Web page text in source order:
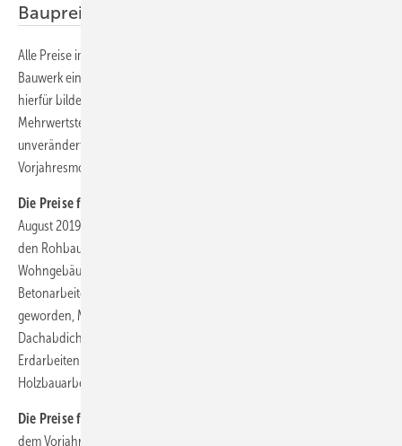
Baupreise
Alle Preise im Baupreisindex beziehen sich auf Bauleistungen am
Bauwerk einschließlich Mehrwertsteuer. Berechnungsgrundlage
hierfür bilden Preise für Bauleistungen ohne Mehrwertsteuer. Die
Mehrwertsteuer wird automatisiert hinzugerechnet. Bei
unverändertem Steuersatz hätte die Preissteigerung gegenüber dem
Vorjahresmonat rein rechnerisch 2,6 % betragen.
Die Preise für Rohbauarbeiten
August 2019 bis August 2020 um 0,4 % zurück. Den größten Anteil an
den Rohbauarbeiten und auch am Gesamtindex für den Neubau von
Wohngebäuden haben die Betonarbeiten und die Mauerarbeiten.
Betonarbeiten sind gegenüber August 2019 um 0,9 % günstiger
geworden, Mauerarbeiten um 0,3 %. Für Dachdeckungs- und
Dachabdichtungsarbeiten erhöhten sich die Preise um 0,2 %,
Erdarbeiten waren um 0,3 % teurer als im August 2019, Zimmer- und
Holzbauarbeiten kosteten 0,6 % weniger als im Vorjahr.
Die Preise für Ausbauarbeiten
dem Vorjahr um 0,3 % zu. Unter den Ausbauarbeiten haben die